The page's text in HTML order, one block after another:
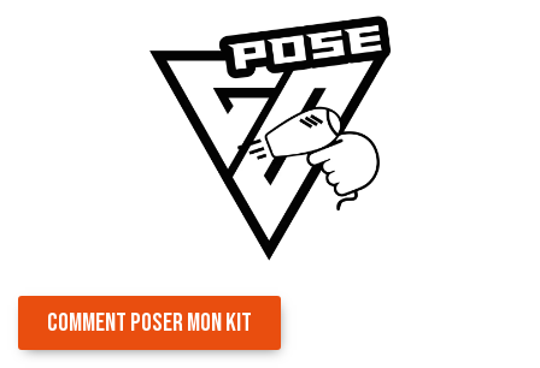
COMMENT POSER MON KIT